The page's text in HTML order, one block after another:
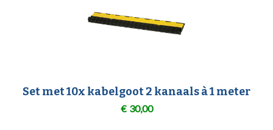
Set met 10x kabelgoot 2 kanaals à 1 meter
€ 30,00